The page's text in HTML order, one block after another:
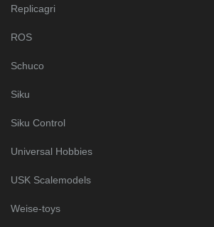
Replicagri
ROS
Schuco
Siku
Siku Control
Universal Hobbies
USK Scalemodels
Weise-toys